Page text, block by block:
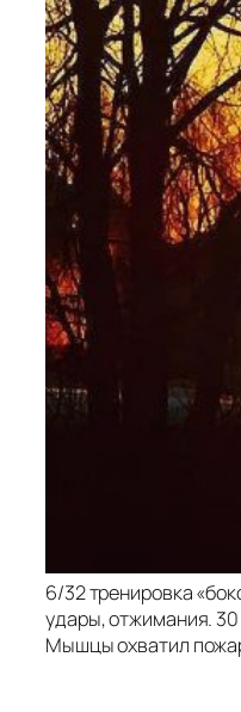
6/32 тренировка
удары, отжимания.
Мышцы охватил